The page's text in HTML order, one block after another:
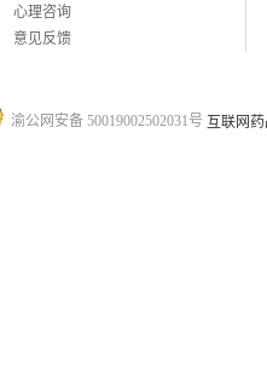
心理咨询
意见反馈
渝公网安备 50019002502031号 互联网